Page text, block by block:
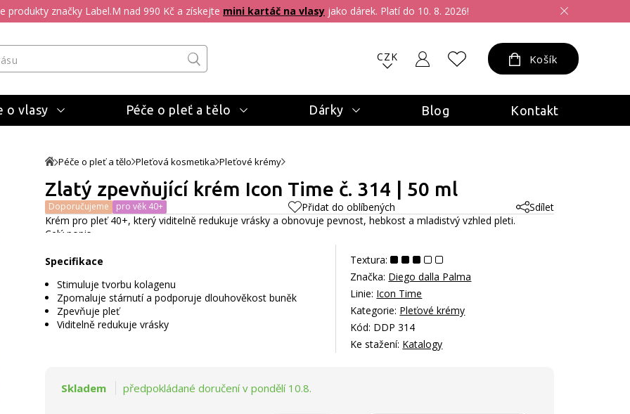
produkty značky Label.M nad 990 Kč a získejte mini kartáč na vlasy jako dárek. Platí do 10. 8. 2026!
CZK Košík
o vlasy Péče o pleť a tělo Dárky Blog Kontakt
Péče o pleť a tělo Pleťová kosmetika Pleťové krémy
Zlatý zpevňující krém Icon Time č. 314 | 50 ml
Doporučujeme pro věk 40+ Přidat do oblíbených
Sdílet
Krém pro pleť 40+, který viditelně redukuje vrásky a obnovuje pevnost, hebkost a mladistvý vzhled pleti.
Celý popis
Specifikace
Stimuluje tvorbu kolagenu
Zpomaluje stárnutí a podporuje dlouhověkost buněk
Zpevňuje pleť
Viditelně redukuje vrásky
Textura:
Značka: Diego dalla Palma
Linie: Icon Time
Kategorie: Pleťové krémy
Kód: DDP 314
Ke stažení: Katalogy
Skladem předpokládané doručení v pondělí 10.8.